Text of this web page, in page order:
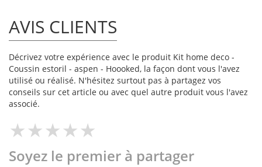
AVIS CLIENTS
Décrivez votre expérience avec le produit Kit home deco -
Coussin estoril - aspen - Hoooked, la façon dont vous l'avez
utilisé ou réalisé. N'hésitez surtout pas à partagez vos
conseils sur cet article ou avec quel autre produit vous l'avez
associé.
Soyez le premier à partager